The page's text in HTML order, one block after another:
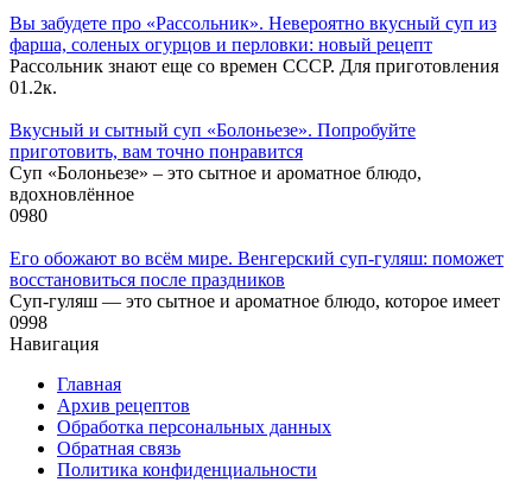
Вы забудете про «Рассольник». Невероятно вкусный суп из
фарша, соленых огурцов и перловки: новый рецепт
Рассольник знают еще со времен СССР. Для приготовления
01.2к.
Вкусный и сытный cуп «Болоньезе». Попробуйте
приготовить, вам точно понравится
Суп «Болоньезе» – это сытное и ароматное блюдо,
вдохновлённое
0980
Его обожают во всём мире. Венгерский суп-гуляш: поможет
восстановиться после праздников
Суп-гуляш — это сытное и ароматное блюдо, которое имеет
0998
Навигация
Главная
Архив рецептов
Обработка персональных данных
Обратная связь
Политика конфиденциальности